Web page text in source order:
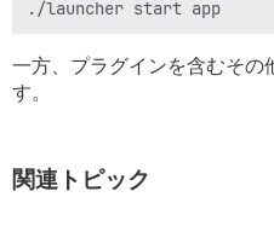
一方、プラグインを含むその
す。
関連トピック